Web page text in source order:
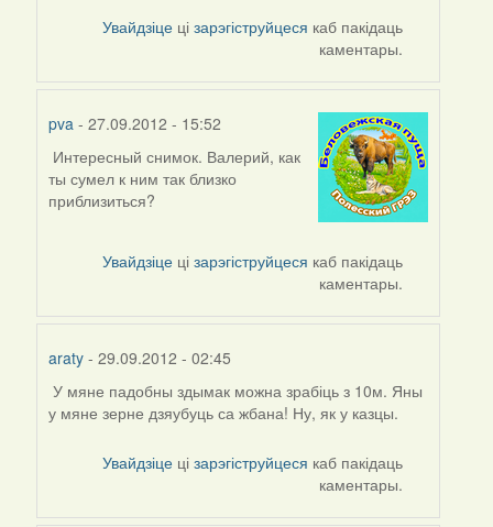
Увайдзіце цізарэгіструйцеся каб пакідаць
каментары.
pva - 27.09.2012 - 15:52
Интересный снимок. Валерий, как
ты сумел к ним так близко
приблизиться?
Увайдзіце цізарэгіструйцеся каб пакідаць
каментары.
araty - 29.09.2012 - 02:45
У мяне падобны здымак можна зрабіць з 10м. Яны
у мяне зерне дзяубуць са жбана! Ну, як у казцы.
Увайдзіце цізарэгіструйцеся каб пакідаць
каментары.